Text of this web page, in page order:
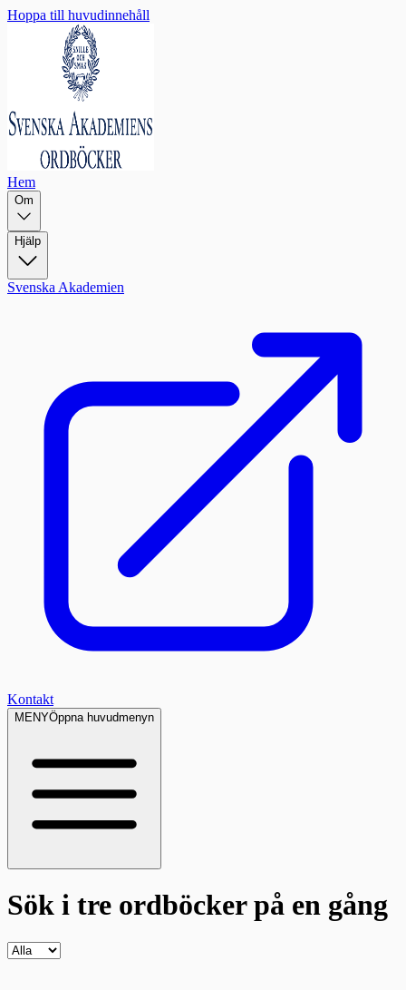
Hoppa till huvudinnehåll
Hem
Om
Hjälp
Svenska Akademien
Kontakt
MENYÖppna huvudmenyn
Sök i tre ordböckerpå en gång